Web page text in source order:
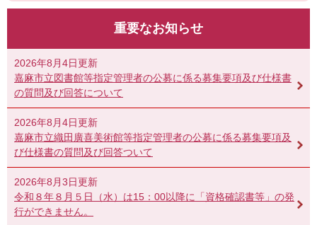
重要なお知らせ
2026年8月4日更新
嘉麻市立図書館等指定管理者の公募に係る募集要項及び仕様書
の質問及び回答について
2026年8月4日更新
嘉麻市立織田廣喜美術館等指定管理者の公募に係る募集要項及
び仕様書の質問及び回答ついて
2026年8月3日更新
令和８年８月５日（水）は15：00以降に「資格確認書等」の発
行ができません。